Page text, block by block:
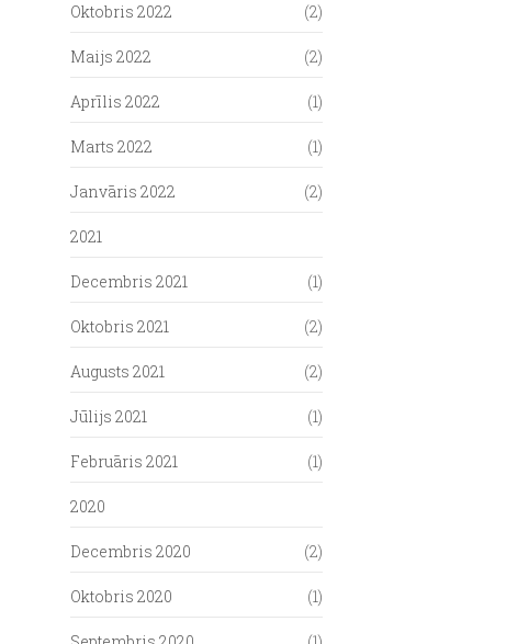
Oktobris 2022 (2)
Maijs 2022 (2)
Aprīlis 2022 (1)
Marts 2022 (1)
Janvāris 2022 (2)
2021
Decembris 2021 (1)
Oktobris 2021 (2)
Augusts 2021 (2)
Jūlijs 2021 (1)
Februāris 2021 (1)
2020
Decembris 2020 (2)
Oktobris 2020 (1)